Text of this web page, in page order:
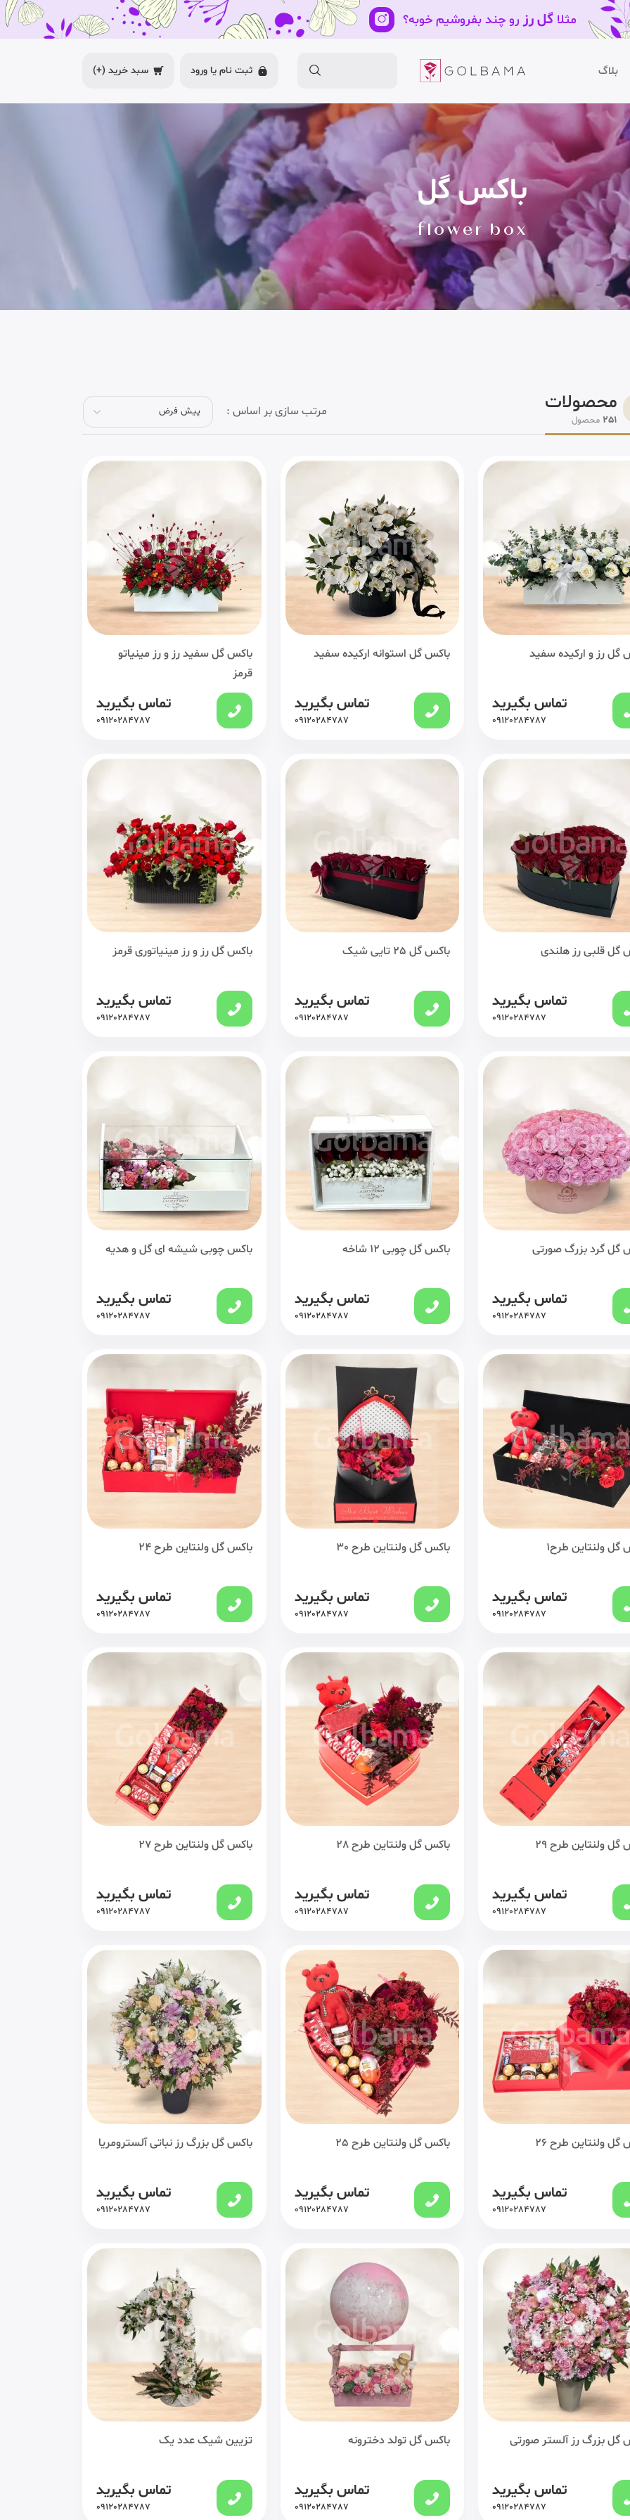
مثلاگل رز رو چند بفروشیم خوبه؟
بلاگ ثبت نام یا ورود سبد خرید (+)
باکس گل
flower box
محصولات
251 محصول
مرتب سازی بر اساس :
گل رز و ارکیده سفید
تماس بگیرید
09120284787
باکس گل استوانه ارکیده سفید
تماس بگیرید
09120284787
باکس گل سفید رز و رز مینیاتو
قرمز
تماس بگیرید
09120284787
گل قلبی رز هلندی
تماس بگیرید
09120284787
باکس گل 25 تایی شیک
تماس بگیرید
09120284787
باکس گل رز و رز مینیاتوری قرمز
تماس بگیرید
09120284787
گل گرد بزرگ صورتی
تماس بگیرید
09120284787
باکس گل چوبی 12 شاخه
تماس بگیرید
09120284787
باکس چوبی شیشه ای گل و هدیه
تماس بگیرید
09120284787
گل ولنتاین طرح1
تماس بگیرید
09120284787
باکس گل ولنتاین طرح 30
تماس بگیرید
09120284787
باکس گل ولنتاین طرح 24
تماس بگیرید
09120284787
گل ولنتاین طرح 29
تماس بگیرید
09120284787
باکس گل ولنتاین طرح 28
تماس بگیرید
09120284787
باکس گل ولنتاین طرح 27
تماس بگیرید
09120284787
گل ولنتاین طرح 26
تماس بگیرید
09120284787
باکس گل ولنتاین طرح 25
تماس بگیرید
09120284787
باکس گل بزرگ رز نباتی آلسترومریا
تماس بگیرید
09120284787
گل بزرگ رز آلستر صورتی
تماس بگیرید
09120284787
باکس گل تولد دخترونه
تماس بگیرید
09120284787
تزیین شیک عدد یک
تماس بگیرید
09120284787